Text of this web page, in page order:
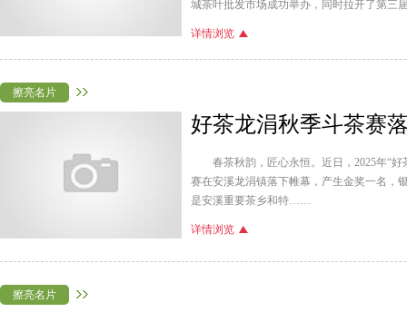
城茶叶批发市场成功举办，同时拉开了第
详情浏览
擦亮名片
好茶龙涓秋季斗茶赛
春茶秋韵，匠心永恒。近日，2025年“
赛在安溪龙涓镇落下帷幕，产生金奖一名，
是安溪重要茶乡和特……
详情浏览
擦亮名片